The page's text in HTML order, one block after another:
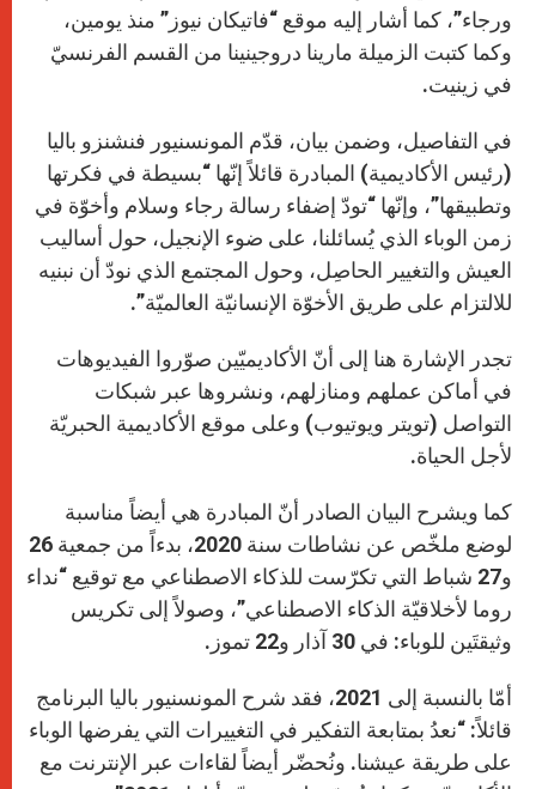
ورجاء”، كما أشار إليه موقع “فاتيكان نيوز” منذ يومين،
وكما كتبت الزميلة مارينا دروجينينا من القسم الفرنسيّ
في زينيت.
في التفاصيل، وضمن بيان، قدّم المونسنيور فنشنزو باليا
(رئيس الأكاديمية) المبادرة قائلاً إنّها “بسيطة في فكرتها
وتطبيقها”، وإنّها “تودّ إضفاء رسالة رجاء وسلام وأخوّة في
زمن الوباء الذي يُسائلنا، على ضوء الإنجيل، حول أساليب
العيش والتغيير الحاصِل، وحول المجتمع الذي نودّ أن نبنيه
للالتزام على طريق الأخوّة الإنسانيّة العالميّة”.
تجدر الإشارة هنا إلى أنّ الأكاديميّين صوّروا الفيديوهات
في أماكن عملهم ومنازلهم، ونشروها عبر شبكات
التواصل (تويتر ويوتيوب) وعلى موقع الأكاديمية الحبريّة
لأجل الحياة.
كما ويشرح البيان الصادر أنّ المبادرة هي أيضاً مناسبة
لوضع ملخّص عن نشاطات سنة 2020، بدءاً من جمعية 26
و27 شباط التي تكرّست للذكاء الاصطناعي مع توقيع “نداء
روما لأخلاقيّة الذكاء الاصطناعي”، وصولاً إلى تكريس
وثيقتَين للوباء: في 30 آذار و22 تموز.
أمّا بالنسبة إلى 2021، فقد شرح المونسنيور باليا البرنامج
قائلاً: “نعدُ بمتابعة التفكير في التغييرات التي يفرضها الوباء
على طريقة عيشنا. ونُحضّر أيضاً لقاءات عبر الإنترنت مع